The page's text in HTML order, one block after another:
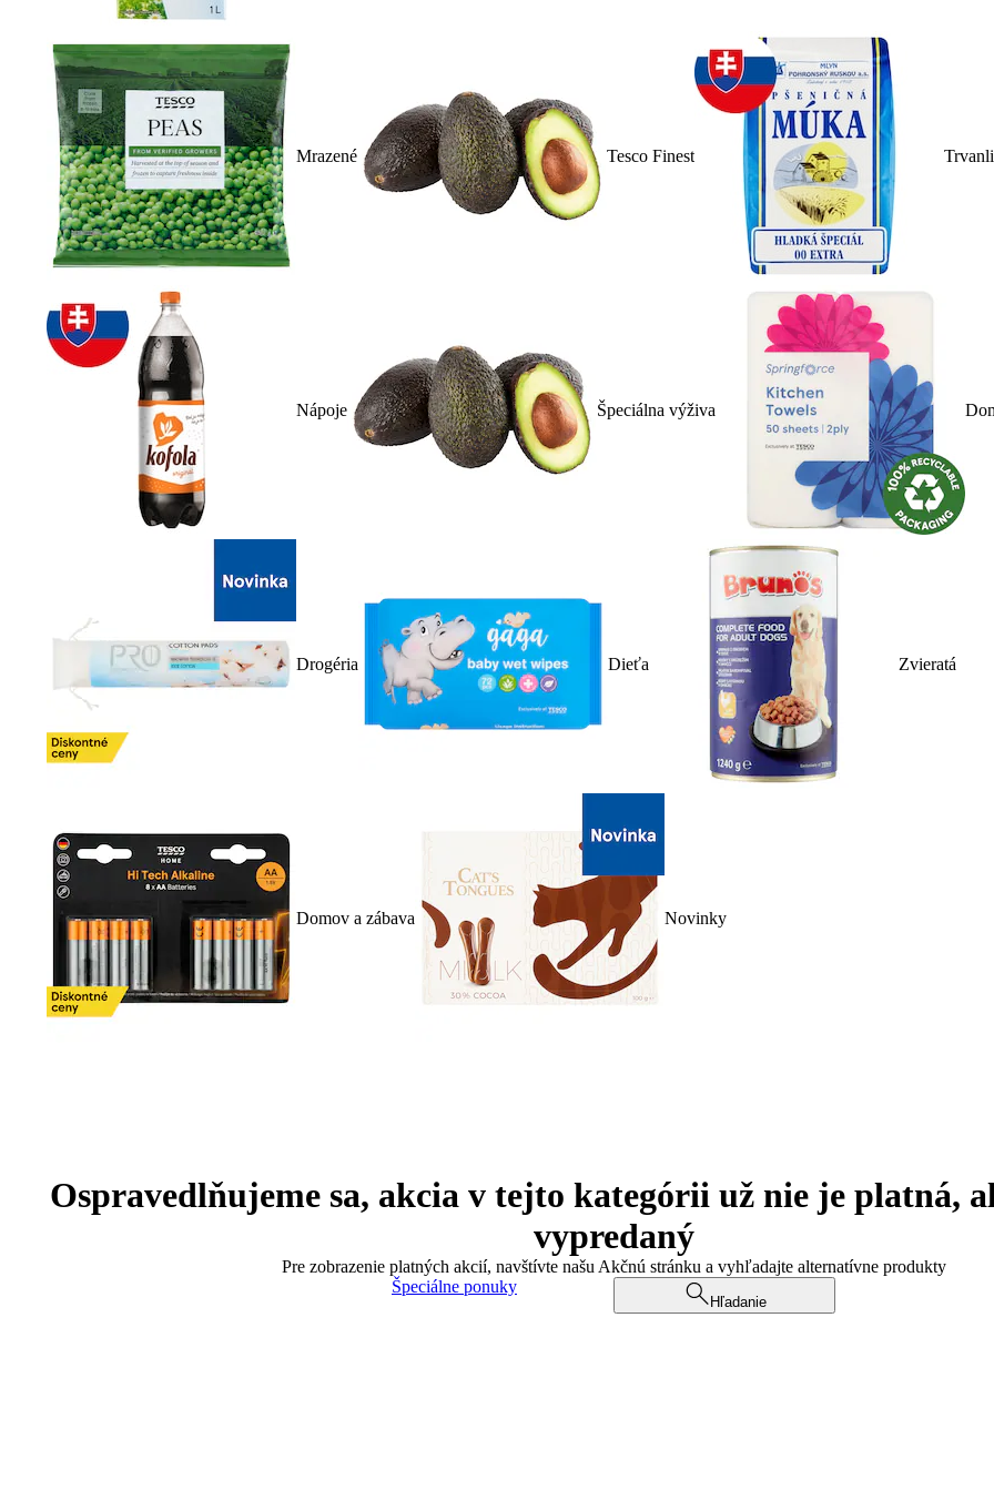
Mrazené Tesco Finest
Nápoje Špeciálna výživa
Drogéria Dieťa Zvieratá
Domov a zábava Novinky
Ospravedlňujeme sa, akcia v tejto kategórii už nie je platná,
vypredaný
Pre zobrazenie platných akcií, navštívte našu Akčnú stránku a vyhľadajte alternatívne produkty
Špeciálne ponuky
Hľadanie